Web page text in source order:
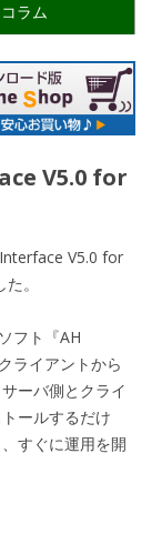
コラム
V5.0 for
V5.0 for
。
フト『AH
ライアントから
ーバ側とクライ
ールするだけ
すぐに運用を開